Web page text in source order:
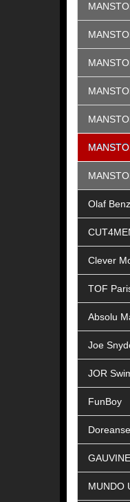
Olaf Benz
Clever
TOF
Absolu
Joe
JOR
FunBoy
MUNDO